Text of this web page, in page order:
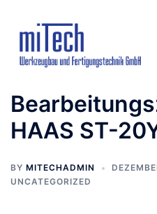
HAAS ST-
BY MITECHADMIN
UNCATEGORIZED